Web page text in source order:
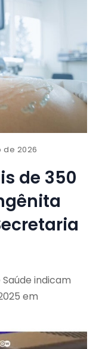
de 2026
de 350
indicam
em